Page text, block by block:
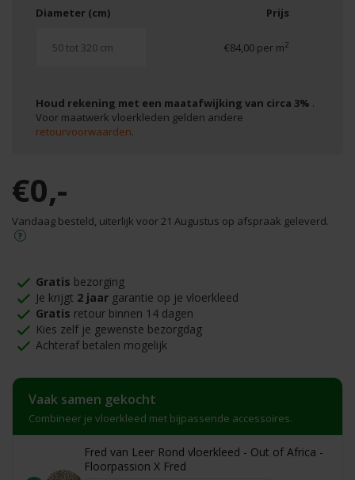
Diameter (cm) Prijs
€84,00 per m2
Houd rekening met een maatafwijking van circa 3% .
Voor maatwerk vloerkleden gelden andere
retourvoorwaarden.
€0,-
Vandaag besteld, uiterlijk voor 21 Augustus op afspraak geleverd.
Gratis bezorging
Je krijgt 2 jaar garantie op je vloerkleed
Gratis retour binnen 14 dagen
Kies zelf je gewenste bezorgdag
Achteraf betalen mogelijk
Vaak samen gekocht
Combineer je vloerkleed met bijpassende accessoires.
Fred van Leer Rond vloerkleed - Out of Africa -
Floorpassion X Fred